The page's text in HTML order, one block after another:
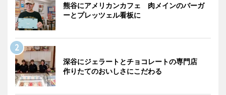
熊谷にアメリカンカフェ 肉メインのバーガ
ーとプレッツェル看板に
深谷にジェラートとチョコレートの専門店
作りたてのおいしさにこだわる